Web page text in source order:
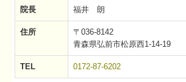
院長 福井 朗
住所
〒036-8142
青森県弘前市松原西1-14-19
TEL 0172-87-6202